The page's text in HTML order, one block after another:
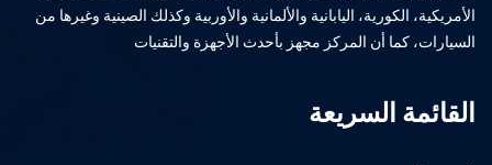
الأمريكية، الكورية، اليابانية والألمانية والأوربية وكذلك الصينية وغيرها من
السيارات، كما أن المركز مجهز بأحدث الأجهزة والتقنيات
القائمة السريعة